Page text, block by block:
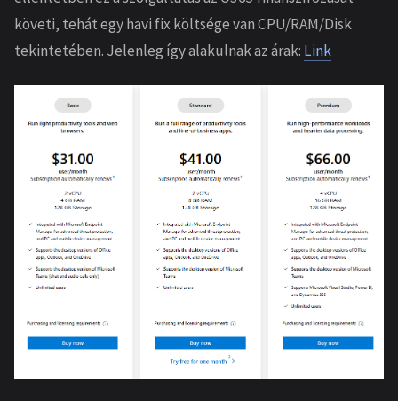
követi, tehát egy havi fix költsége van CPU/RAM/Disk
tekintetében. Jelenleg így alakulnak az árak: Link